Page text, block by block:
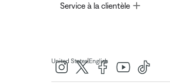
Service à la clientèle Toggle
United States| English